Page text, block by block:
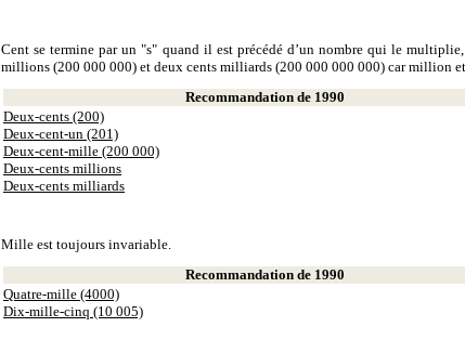
Cent se termine par un "s" quand il est précédé d’un nombre qui le
millions (200 000 000) et deux cents milliards (200 000 000 000) car million
Recommandation de 1990
Deux-cents (200)
Deux-cent-un (201)
Deux-cent-mille (200 000)
Deux-cents millions
Deux-cents milliards
Mille est toujours invariable.
Recommandation de 1990
Quatre-mille (4000)
Dix-mille-cinq (10 005)